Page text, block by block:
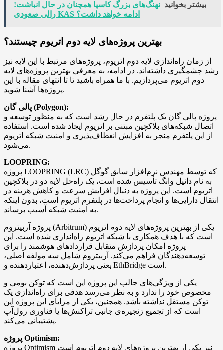
بیشتر بخوانید نهنگ‌های بزرگ کاسپا همچنان در حال انباشت!
رالی صعودی KAS ادامه خواهد داشت؟
بهترین پروژه‌های لایه دوم اتریوم چیستند؟
از زمان راه‌اندازی لایه دوم اتریوم، پروژه‌های مرتبط با این لایه نیز
رشد چشمگیری داشته‌اند. در ادامه، به معرفی بهترین پروژه‌های لایه
دوم اتریوم می‌پردازیم. با ما همراه باشید تا تا انتهای مقاله با این
پروژه‌ها آشنا شوید.
پالی گان (Polygon):
پروژه پالی گان یک پلتفرم در حال رشد است که به منظور توسعه و
اتصال شبکه‌های بلاکچین مبتنی بر اتریوم ایجاد شده است. استفاده
از این پلتفرم منجر به افزایش انعطاف‌پذیری و امنیت شبکه اتریوم
می‌شود.
LOOPRING:
پروژه LOOPRING (LRC) که توسط مهندس نرم‌افزار سابق گوگل
به نام دانیل وانگ تأسیس شده است، یک راه‌حل لایه دو در بلاکچین
اتریوم است. این پروژه به دنبال افزایش سرعت و کاهش هزینه در
انتقال دارایی‌ها و انجام پرداخت‌ها در پلتفرم اتریوم است، بدون اینکه
به امنیت شبکه آسیب برساند.
پروژه آربیتروم (Arbitrum) یکی از بهترین پروژه‌های لایه دوم اتریوم
است که با هدف همکاری با شبکه اتریوم راه‌اندازی شده است. این
پروژه امکان پردازش متقابل قراردادهای هوشمند را برای
توسعه‌دهندگان فراهم می‌کند. آربیتروم شامل سه مولفه اصلی،
یعنی پردازش‌دهنده، اعتباردهنده و EthBridge است.
یکی از ویژگی‌های جالب این پروژه این است که توکن بومی و
مخصوص خود را ندارد و به نظر می‌رسد هدفی برای راه‌اندازی یک
توکن مستقل نداشته باشد. همچنین، یکی از مزایای این پروژه این
است که از تجمیع زنجیره‌ی جانبی تراکنش‌ها یا فناوری رول‌آپ
پشتیبانی می‌کند.
پروژه Optimism:
پروژه Optimism نیز یکی از بهترین پروژه‌های لایه دوم اتریوم است